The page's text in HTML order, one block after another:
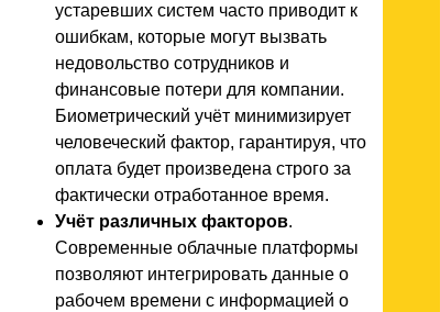
устаревших систем часто приводит к
ошибкам, которые могут вызвать
недовольство сотрудников и
финансовые потери для компании.
Биометрический учёт минимизирует
человеческий фактор, гарантируя, что
оплата будет произведена строго за
фактически отработанное время.
Учёт различных факторов.
Современные облачные платформы
позволяют интегрировать данные о
рабочем времени с информацией о